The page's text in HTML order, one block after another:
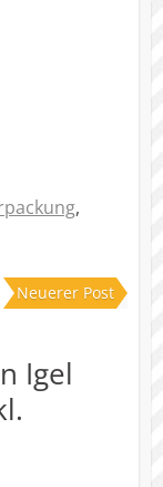
,
Neuerer Post
Igel